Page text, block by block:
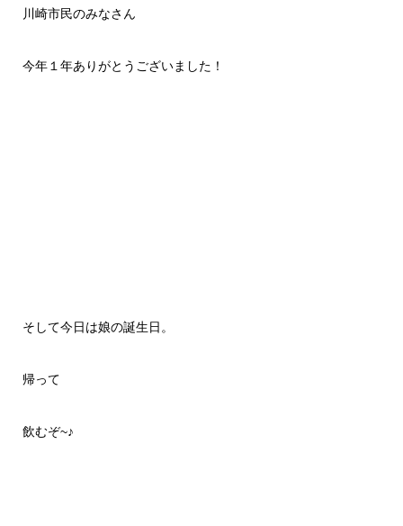
川崎市民のみなさん
今年１年ありがとうございました！
そして今日は娘の誕生日。
帰って
飲むぞ~♪